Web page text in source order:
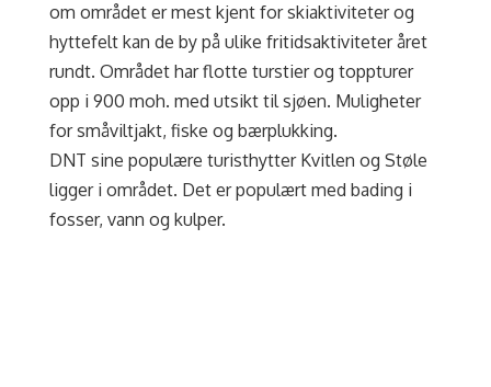
om området er mest kjent for skiaktiviteter og
hyttefelt kan de by på ulike fritidsaktiviteter året
rundt. Området har flotte turstier og toppturer
opp i 900 moh. med utsikt til sjøen. Muligheter
for småviltjakt, fiske og bærplukking.
DNT sine populære turisthytter Kvitlen og Støle
ligger i området. Det er populært med bading i
fosser, vann og kulper.